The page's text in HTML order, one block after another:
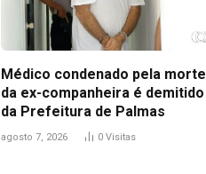
Médico condenado pela morte
da ex-companheira é demitido
da Prefeitura de Palmas
agosto 7, 2026 0 Visitas